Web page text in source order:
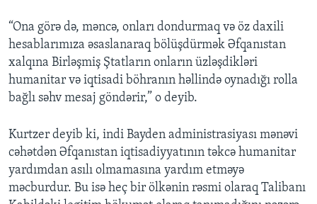
“Ona görə də, məncə, onları dondurmaq və öz daxili
hesablarımıza əsaslanaraq bölüşdürmək Əfqanıstan
xalqına Birləşmiş Ştatların onların üzləşdikləri
humanitar və iqtisadi böhranın həllində oynadığı rolla
bağlı səhv mesaj göndərir,” o deyib.
Kurtzer deyib ki, indi Bayden administrasiyası mənəvi
cəhətdən Əfqanıstan iqtisadiyyatının təkcə humanitar
yardımdan asılı olmamasına yardım etməyə
məcburdur. Bu isə heç bir ölkənin rəsmi olaraq Talibanı